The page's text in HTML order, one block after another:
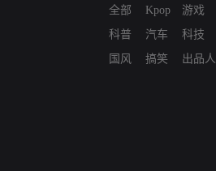
全部
科普
国风
Kpop
汽车
搞笑
游戏
科技
出品人